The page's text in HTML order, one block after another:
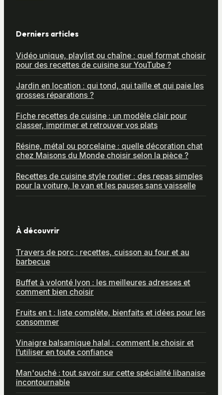
Derniers articles
Vidéo unique, playlist ou chaîne : quel format choisir
pour des recettes de cuisine sur YouTube ?
Jardin en location : qui tond, qui taille et qui paie les
grosses réparations ?
Fiche recettes de cuisine : un modèle clair pour
classer, imprimer et retrouver vos plats
Résine, métal ou porcelaine : quelle décoration chat
chez Maisons du Monde choisir selon la pièce ?
Recettes de cuisine style routier : des repas simples
pour la voiture, le van et les pauses sans vaisselle
À découvrir
Travers de porc : recettes, cuisson au four et au
barbecue
Buffet à volonté lyon : les meilleures adresses et
comment bien choisir
Fruits en t : liste complète, bienfaits et idées pour les
consommer
Vinaigre balsamique halal : comment le choisir et
l’utiliser en toute confiance
Man'ouché : tout savoir sur cette spécialité libanaise
incontournable